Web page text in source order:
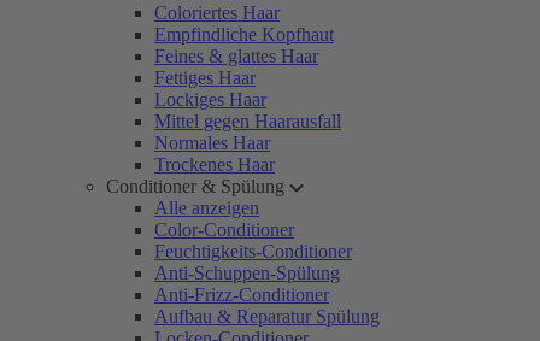
Coloriertes Haar
Empfindliche Kopfhaut
Feines & glattes Haar
Fettiges Haar
Lockiges Haar
Mittel gegen Haarausfall
Normales Haar
Trockenes Haar
Conditioner & Spülung
Alle anzeigen
Color-Conditioner
Feuchtigkeits-Conditioner
Anti-Schuppen-Spülung
Anti-Frizz-Conditioner
Aufbau & Reparatur Spülung